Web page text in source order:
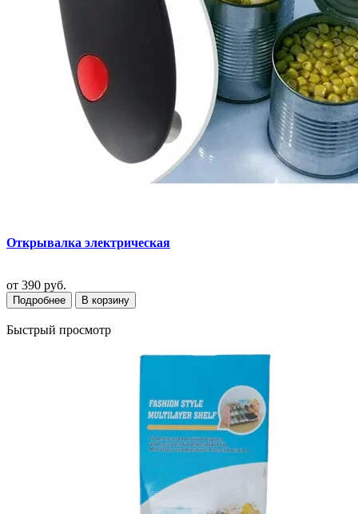
Открывалка электрическая
от 390 руб.
Подробнее В корзину
Быстрый просмотр